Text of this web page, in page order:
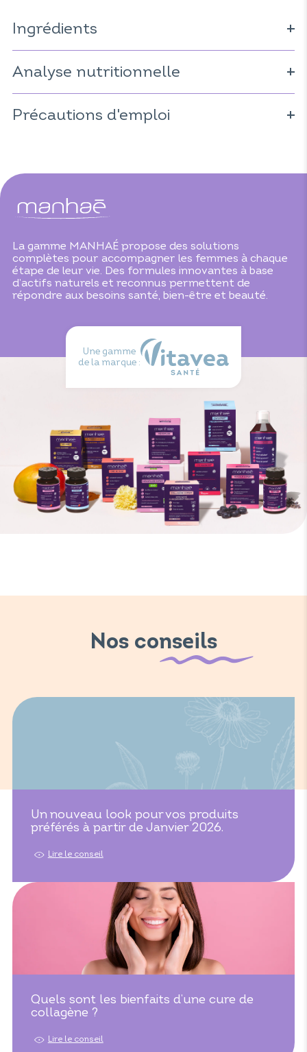
Ingrédients
(dérivé de cellulose)
(Matricaria recutita)
(Zingiber officinale)
(Crocus
(Oenothera biennis)
Analyse nutritionnelle
Extrait d'achillée millefeuille : 500mg
Huile d'onagre microencapsulée : 30mg
Vitamine C : 36 mg (45% VNR*)
Vitamine E : 5,4 mg (45% VNR*)
Vitamine B6 : 1,4 mg (100% VNR*)
*VNR = Valeurs Nutritionnelles de Référence
Précautions d'emploi
La gamme MANHAÉ propose des solutions
complètes pour accompagner les femmes à chaque
étape de leur vie. Des formules innovantes à base
d’actifs naturels et reconnus permettent de
répondre aux besoins santé, bien-être et beauté.
Une gamme
de la marque :
Nos conseils
Un nouveau look pour vos produits
préférés à partir de Janvier 2026.
Lire le conseil
Quels sont les bienfaits d’une cure de
collagène ?
Lire le conseil